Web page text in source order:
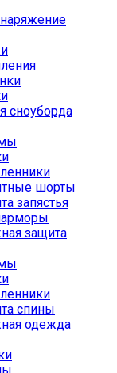
сноуборда
шорты
запястья
защита
спины
одежда